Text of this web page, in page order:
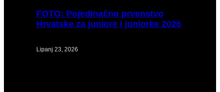
FOTO: Pojedinačno prvenstvo
Hrvatske za juniore i juniorke 2026
Lipanj 23, 2026